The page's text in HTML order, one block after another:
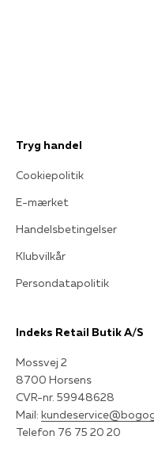
Tryg handel
Cookiepolitik
E-mærket
Handelsbetingelser
Klubvilkår
Persondatapolitik
Indeks Retail Butik A/S
Mossvej 2
8700 Horsens
CVR-nr. 59948628
Mail:
Telefon 76 75 20 20